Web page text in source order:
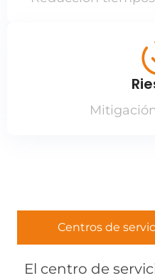
Centros de
El centro de